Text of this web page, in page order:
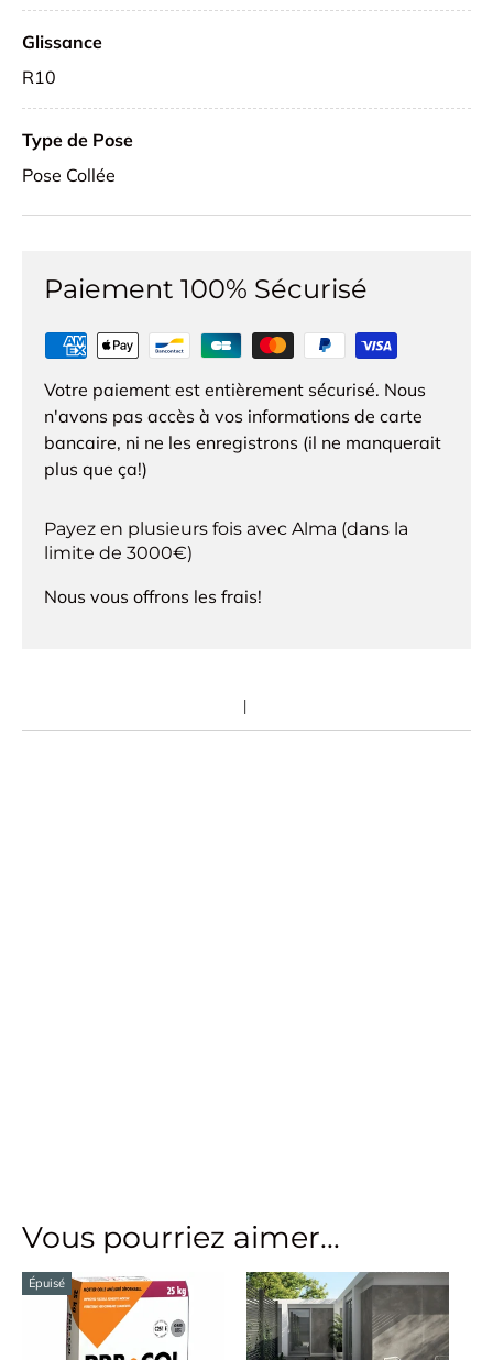
Glissance
R10
Type de Pose
Pose Collée
Paiement 100% Sécurisé
Votre paiement est entièrement sécurisé. Nous
n'avons pas accès à vos informations de carte
bancaire, ni ne les enregistrons (il ne manquerait
plus que ça!)
Payez en plusieurs fois avec Alma (dans la
limite de 3000€)
Nous vous offrons les frais!
Vous pourriez aimer...
Épuisé